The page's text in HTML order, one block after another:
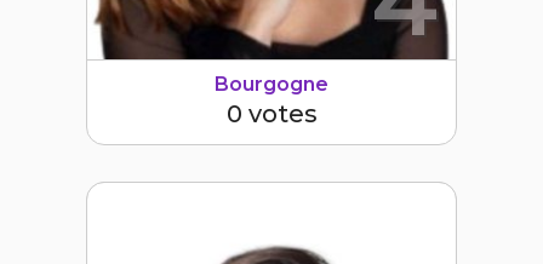
Bourgogne
0 votes